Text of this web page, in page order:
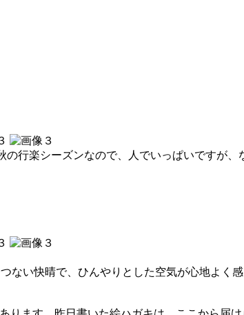
の行楽シーズンなので、人でいっぱいですが
い快晴で、ひんやりとした空気が心地よく感